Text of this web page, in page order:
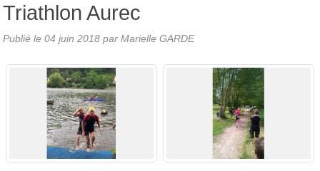
Triathlon Aurec
Publié le 04 juin 2018 par Marielle GARDE